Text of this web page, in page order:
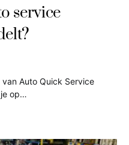
service
Auto Quick Service
je op…